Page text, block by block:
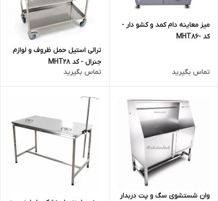
میز معاینه دام کمد و کشو دار -
کد -MHT86
تماس بگیرید
ترالی استیل حمل ظروف و لوازم
جنرال - کد MHT28
تماس بگیرید
وان شستشوی سگ و پت دربدار